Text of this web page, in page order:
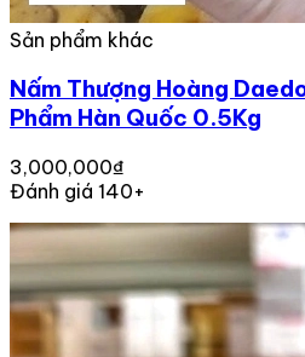
Sản phẩm khác
Nấm Thượng Hoàng
Phẩm Hàn Quốc 0.5Kg
3,000,000₫
Đánh giá 140+